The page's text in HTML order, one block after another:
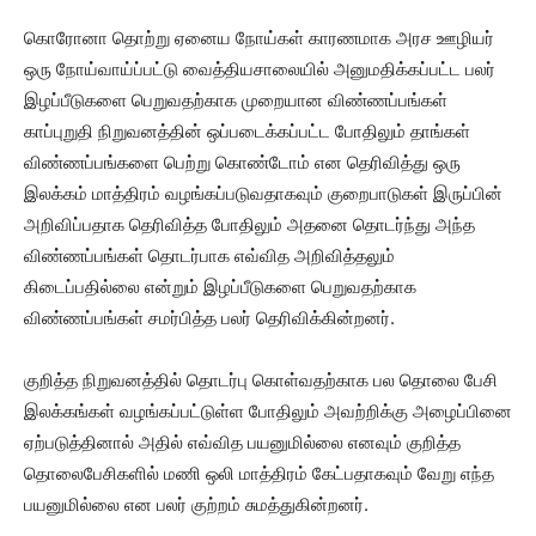
கொரோனா தொற்று ஏனைய நோய்கள் காரணமாக அரச ஊழியர்
ஒரு நோய்வாய்ப்பட்டு வைத்தியசாலையில் அனுமதிக்கப்பட்ட பலர்
இழப்பீடுகளை பெறுவதற்காக முறையான விண்ணப்பங்கள்
காப்புறுதி நிறுவனத்தின் ஒப்படைக்கப்பட்ட போதிலும் தாங்கள்
விண்ணப்பங்களை பெற்று கொண்டோம் என தெரிவித்து ஒரு
இலக்கம் மாத்திரம் வழங்கப்படுவதாகவும் குறைபாடுகள் இருப்பின்
அறிவிப்பதாக தெரிவித்த போதிலும் அதனை தொடர்ந்து அந்த
விண்ணப்பங்கள் தொடர்பாக எவ்வித அறிவித்தலும்
கிடைப்பதில்லை என்றும் இழப்பீடுகளை பெறுவதற்காக
விண்ணப்பங்கள் சமர்பித்த பலர் தெரிவிக்கின்றனர்.
குறித்த நிறுவனத்தில் தொடர்பு கொள்வதற்காக பல தொலை பேசி
இலக்கங்கள் வழங்கப்பட்டுள்ள போதிலும் அவற்றிக்கு அழைப்பினை
ஏற்படுத்தினால் அதில் எவ்வித பயனுமில்லை எனவும் குறித்த
தொலைபேசிகளில் மணி ஒலி மாத்திரம் கேட்பதாகவும் வேறு எந்த
பயனுமில்லை என பலர் குற்றம் சுமத்துகின்றனர்.